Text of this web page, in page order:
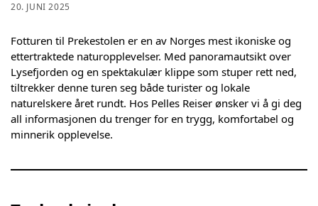
20. JUNI 2025
Fotturen til Prekestolen er en av Norges mest ikoniske og
ettertraktede naturopplevelser. Med panoramautsikt over
Lysefjorden og en spektakulær klippe som stuper rett ned,
tiltrekker denne turen seg både turister og lokale
naturelskere året rundt. Hos Pelles Reiser ønsker vi å gi deg
all informasjonen du trenger for en trygg, komfortabel og
minnerik opplevelse.